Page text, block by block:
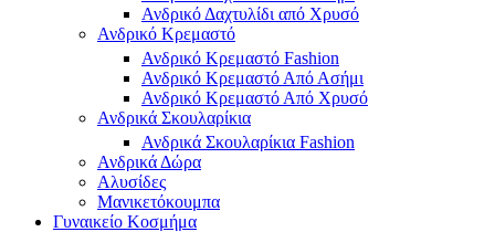
Ανδρικό Δαχτυλίδι από Χρυσό
Ανδρικό Κρεμαστό
Ανδρικό Κρεμαστό Fashion
Ανδρικό Κρεμαστό Από Ασήμι
Ανδρικό Κρεμαστό Από Χρυσό
Ανδρικά Σκουλαρίκια
Ανδρικά Σκουλαρίκια Fashion
Ανδρικά Δώρα
Αλυσίδες
Μανικετόκουμπα
Γυναικείο Κοσμήμα